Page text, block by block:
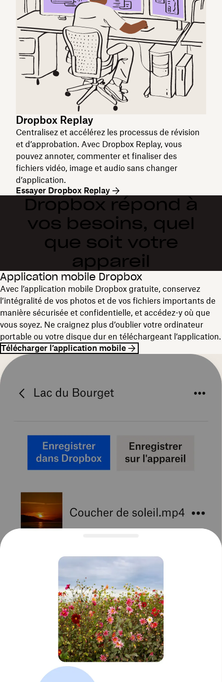
Dropbox Replay
Centralisez et accélérez les processus de révision
et d’approbation. Avec Dropbox Replay, vous
pouvez annoter, commenter et finaliser des
fichiers vidéo, image et audio sans changer
d’application.
Essayer Dropbox Replay
Dropbox répond à
vos besoins, quel
que soit votre
appareil
Application mobile Dropbox
Avec l’application mobile Dropbox gratuite, conservez
l’intégralité de vos photos et de vos fichiers importants de
manière sécurisée et confidentielle, et accédez-y où que
vous soyez. Ne craignez plus d’oublier votre ordinateur
portable ou votre disque dur en téléchargeant l’application.
Télécharger l’application mobile